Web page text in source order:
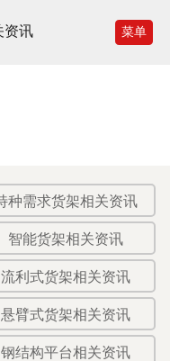
资讯 菜单
种需求货架相关资讯
智能货架相关资讯
流利式货架相关资讯
悬臂式货架相关资讯
钢结构平台相关资讯